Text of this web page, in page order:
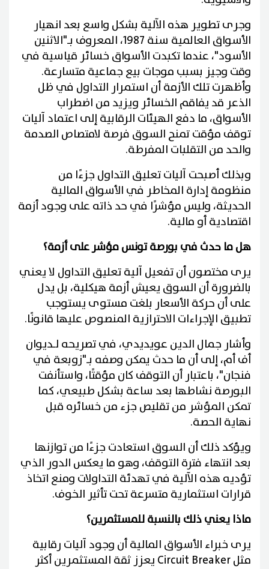
وجرى تطوير هذه الآلية بشكل واسع بعد انهيار
الأسواق العالمية سنة 1987، المعروف بـ"الاثنين
الأسود"، عندما تكبدت الأسواق خسائر قياسية في
وقت وجيز بسبب موجات بيع جماعية متسارعة.
وأظهرت تلك الأزمة أن استمرار التداول في ظل
الذعر قد يفاقم الخسائر ويزيد من اضطراب
الأسواق، ما دفع الهيئات الرقابية إلى اعتماد آليات
توقف مؤقت تمنح السوق فرصة لامتصاص الصدمة
والحد من التقلبات المفرطة.
وبذلك أصبحت آليات تعليق التداول جزءًا من
منظومة إدارة المخاطر في الأسواق المالية
الحديثة، وليس مؤشرًا في حد ذاته على وجود أزمة
اقتصادية أو مالية.
هل ما حدث في بورصة تونس مؤشر على أزمة؟
يرى مختصون أن تفعيل آلية تعليق التداول لا يعني
بالضرورة أن السوق يعيش أزمة هيكلية، بل يدل
على أن حركة الأسعار بلغت مستوى يستوجب
تطبيق الإجراءات الاحترازية المنصوص عليها قانونًا.
وأشار جمال الدين عويديدي، في تصريحه لـديوان
أف أم، إلى أن ما حدث يمكن وصفه بـ"زوبعة في
فنجان"، باعتبار أن التوقف كان مؤقتًا، واستأنفت
البورصة نشاطها بعد ساعة بشكل طبيعي، كما
تمكن المؤشر من تقليص جزء من خسائره قبل
نهاية الحصة.
ويؤكد ذلك أن السوق استعادت جزءًا من توازنها
بعد انتهاء فترة التوقف، وهو ما يعكس الدور الذي
تؤديه هذه الآلية في تهدئة التداولات ومنع اتخاذ
قرارات استثمارية متسرعة تحت تأثير الخوف.
ماذا يعني ذلك بالنسبة للمستثمرين؟
يرى خبراء الأسواق المالية أن وجود آليات رقابية
مثل Circuit Breaker يعزز ثقة المستثمرين أكثر